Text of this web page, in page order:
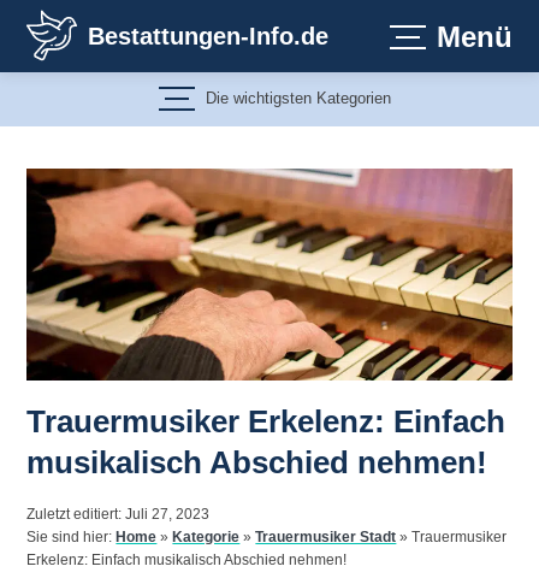
Inhalt
springen
Bestattungen-Info.de Menü
Die wichtigsten Kategorien
Trauermusiker Erkelenz: Einfach
musikalisch Abschied nehmen!
Zuletzt editiert: Juli 27, 2023
Sie sind hier:Home »Kategorie »Trauermusiker Stadt »Trauermusiker
Erkelenz: Einfach musikalisch Abschied nehmen!